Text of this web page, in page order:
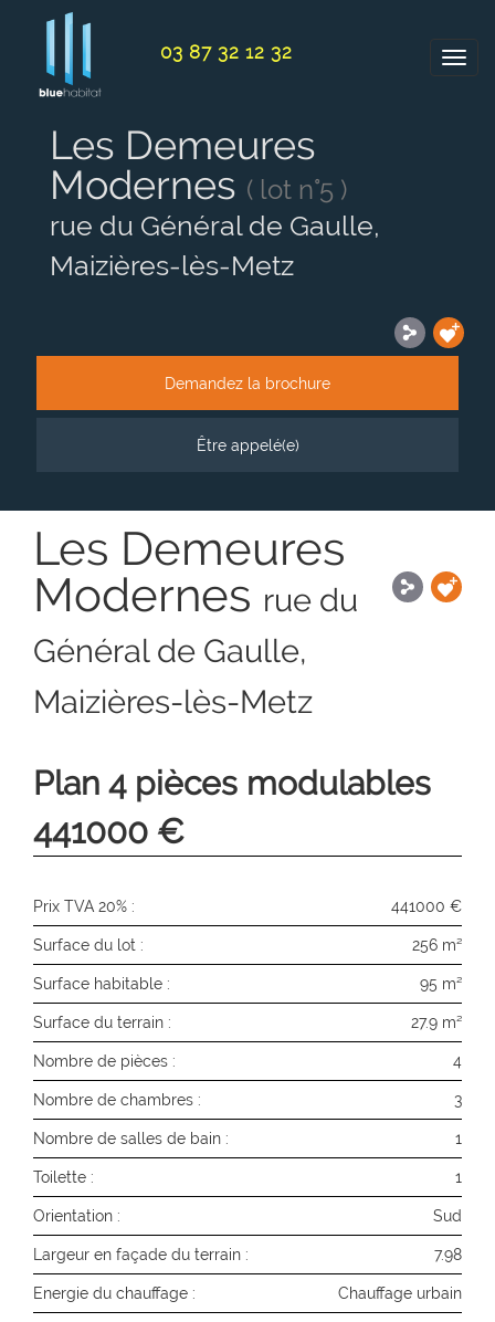
03 87 32 12 32
Les Demeures
Modernes ( lot n°5 )
rue du Général de Gaulle,
Maizières-lès-Metz
Demandez la brochure
Être appelé(e)
Les Demeures
Modernes rue du
Général de Gaulle,
Maizières-lès-Metz
Plan 4 pièces modulables
441000 €
Prix TVA 20% : 441000 €
Surface du lot : 256 m²
Surface habitable : 95 m²
Surface du terrain : 27.9 m²
Nombre de pièces : 4
Nombre de chambres : 3
Nombre de salles de bain : 1
Toilette : 1
Orientation : Sud
Largeur en façade du terrain : 7.98
Energie du chauffage : Chauffage urbain
Panneau de gestion des cookies